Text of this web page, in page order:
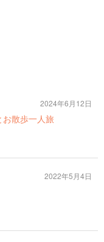
お散歩一人旅
2024年6月12日
2022年5月4日